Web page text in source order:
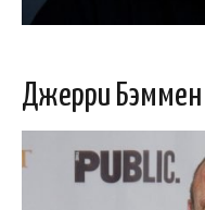
Джерри Бэммен